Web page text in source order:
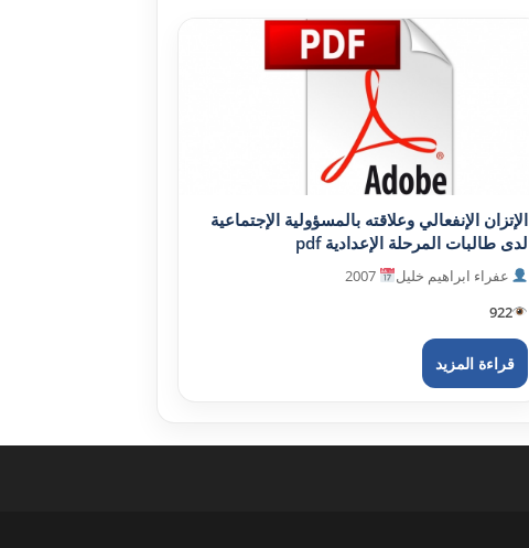
الإتزان الإنفعالي وعلاقته بالمسؤولية الإجتماعية
لدى طالبات المرحلة الإعدادية pdf
عفراء ابراهيم خليل
2007
922
قراءة المزيد